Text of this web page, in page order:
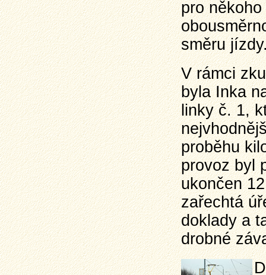
pro
směru
V rámci
byla Inka
linky č. 1,
proběhu
provoz byl
ukončen
zařechtá
doklady a
drobné